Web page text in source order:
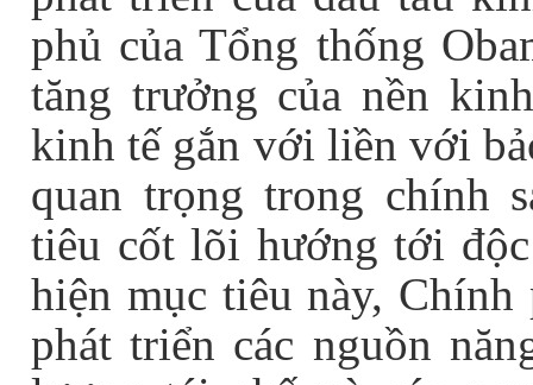
phủ của Tổng thống
tăng trưởng của nền
kinh tế gắn với liền với
quan trọng trong chính
tiêu cốt lõi hướng tới
hiện mục tiêu này,
phát triển các nguồn